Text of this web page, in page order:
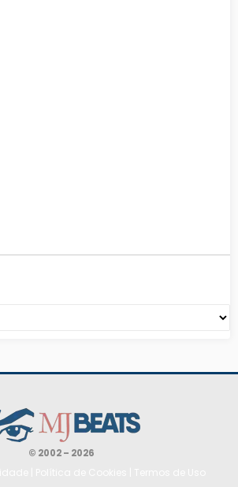
© 2002 – 2026